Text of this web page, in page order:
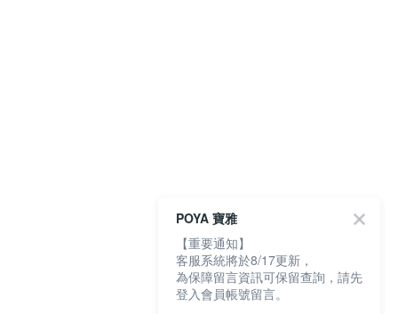
POYA 寶雅
【重要通知】
客服系統將於8/17更新，
為保障留言資訊可保留查詢，請先
登入會員帳號留言。